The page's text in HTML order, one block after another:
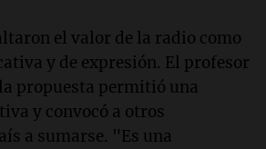
el valor de la radio como
y de expresión. El profesor
propuesta permitió una
y convocó a otros
a sumarse. "Es una